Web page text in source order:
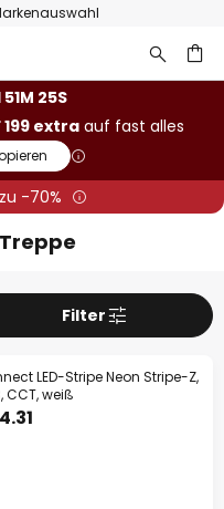
Retoure
51M 24S
199 extra auf fast alles
-70%
Filter
LED-Stripe Neon Stripe-Z,
CCT, weiß